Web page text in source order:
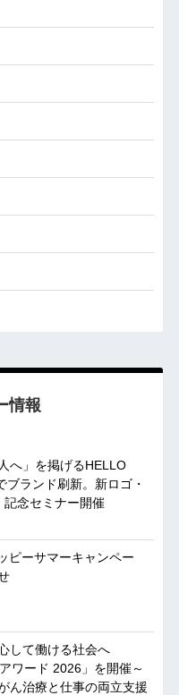
情報
へ」を掲げるHELLO
ブランド刷新。新ロゴ・
記念セミナー開催
ピーサマーキャンペー
して働ける社会へ
アワード 2026」を開催～
ん治療と仕事の両立支援